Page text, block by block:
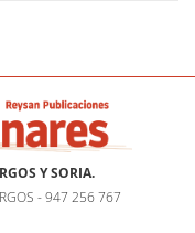
Y SORIA.
- 947 256 767